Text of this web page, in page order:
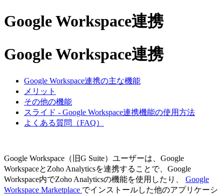
Google Workspace連携
Google Workspace連携
Google Workspace連携の主な機能
メリット
その他の機能
スライド - Google Workspace連携機能の使用方法
よくある質問（FAQ）
Google Workspace（旧G Suite）ユーザーは、Google
WorkspaceとZoho Analyticsを連携することで、Google
Workspace内でZoho Analyticsの機能を使用したり、 Google
Workspace Marketplace でインストールした他のアプリケーシ